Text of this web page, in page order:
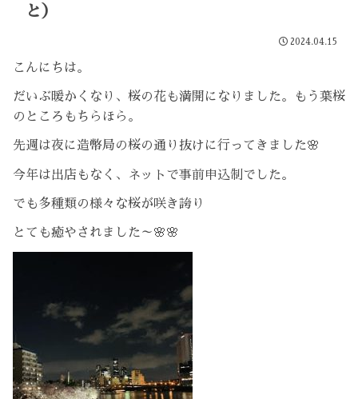
と）
2024.04.15
こんにちは。
だいぶ暖かくなり、桜の花も満開になりました。もう葉桜
のところもちらほら。
先週は夜に造幣局の桜の通り抜けに行ってきました🌸
今年は出店もなく、ネットで事前申込制でした。
でも多種類の様々な桜が咲き誇り
とても癒やされました～🌸🌸